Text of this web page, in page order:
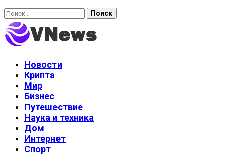
Найти:
Новости
Крипта
Мир
Бизнес
Путешествие
Наука и техника
Дом
Интернет
Спорт